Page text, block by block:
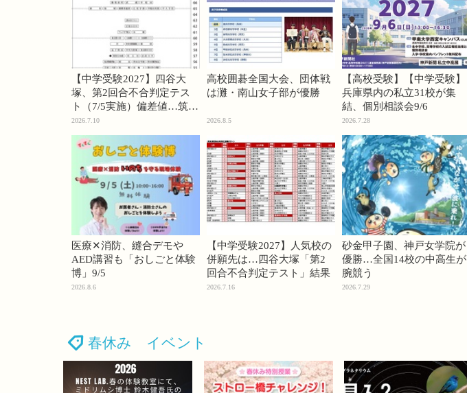
【中学受験2027】四谷大
塚、第2回合不合判定テス
ト（7/5実施）偏差値…筑駒
74・桜蔭70＜PR＞
2026.7.10
高校囲碁全国大会、団体戦
は灘・南山女子部が優勝
2026.8.5
【高校受験】【中学受験】
兵庫県内の私立31校が集
結、個別相談会9/6
2026.7.28
医療✕消防、縫合デモや
AED講習も「おしごと体験
博」9/5
2026.8.6
【中学受験2027】人気校の
併願先は…四谷大塚「第2
回合不合判定テスト」結果
2026.7.16
砂金甲子園、神戸女学院が
優勝…全国14校の中高生が
腕競う
2026.7.29
春休み イベント